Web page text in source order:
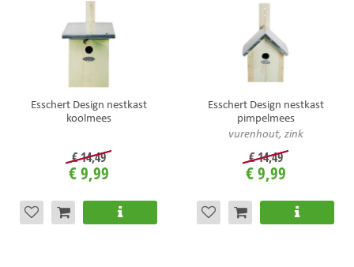
Esschert Design nestkast
koolmees
€14,49
€9,99
Esschert Design nestkast
pimpelmees
vurenhout, zink
€14,49
€9,99